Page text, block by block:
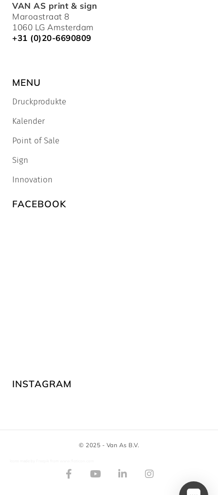
VAN AS print & sign
Maroastraat 8
1060 LG Amsterdam
+31 (0)20-6690809
MENU
Druckprodukte
Kalender
Point of Sale
Sign
Innovation
FACEBOOK
INSTAGRAM
© 2025 - Van As B.V.